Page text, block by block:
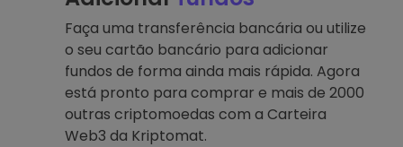
Faça uma transferência bancária ou utilize
o seu cartão bancário para adicionar
fundos de forma ainda mais rápida. Agora
está pronto para comprar e mais de 2000
outras criptomoedas com a Carteira
Web3 da Kriptomat.